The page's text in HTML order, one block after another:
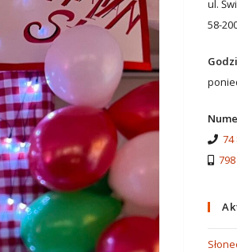
ul.
58-
74